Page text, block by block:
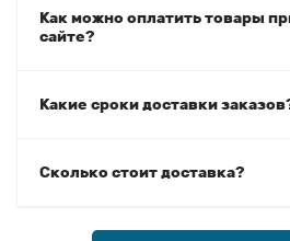
Как можно оплатить товары
сайте?
Какие сроки доставки
Сколько стоит доставка?